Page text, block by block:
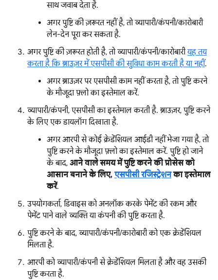
साथ जवाब देता है.
अगर पुष्टि की ज़रूरत नहीं है, तो व्यापारी/कंपनी/कारोबारी
लेन-देन पूरा कर सकता है.
अगर पुष्टि की ज़रूरत होती है, तो व्यापारी/कंपनी/कारोबारीयह तय
करता है कि ब्राउज़र में एसपीसी की सुविधा काम करती है या नहीं.
अगर ब्राउज़र पर एसपीसी काम नहीं करता है, तो पुष्टि करने
के मौजूदा फ़्लो का इस्तेमाल करें.
व्यापारी/कंपनी, एसपीसी का इस्तेमाल करती है. ब्राउज़र, पुष्टि करने
के लिए एक डायलॉग दिखाता है.
अगर आरपी से कोई क्रेडेंशियल आईडी नहीं भेजा गया है, तो
पुष्टि करने के मौजूदा फ़्लो का इस्तेमाल करें. पुष्टि हो जाने
के बाद, आने वाले समय में पुष्टि करने की प्रोसेस को
आसान बनाने के लिए, एसपीसी रजिस्ट्रेशनका इस्तेमाल
करें.
उपयोगकर्ता, डिवाइस को अनलॉक करके पेमेंट की रकम और
पेमेंट पाने वाले व्यक्ति या कंपनी की पुष्टि करता है.
पुष्टि करने के बाद, व्यापारी/कंपनी/कारोबारी को एक क्रेडेंशियल
मिलता है.
आरपी को व्यापारी/कंपनी से क्रेडेंशियल मिलता है और वह उसकी
पुष्टि करता है.